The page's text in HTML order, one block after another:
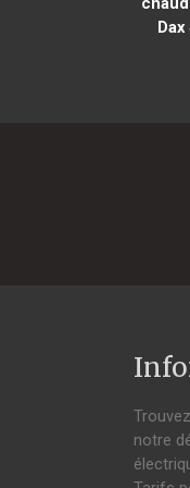
Dax
notre